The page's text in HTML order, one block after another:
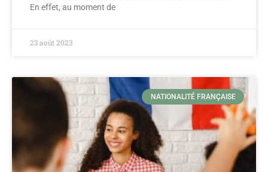
En effet, au moment de
23 août 2023
NATIONALITÉ FRANÇAISE